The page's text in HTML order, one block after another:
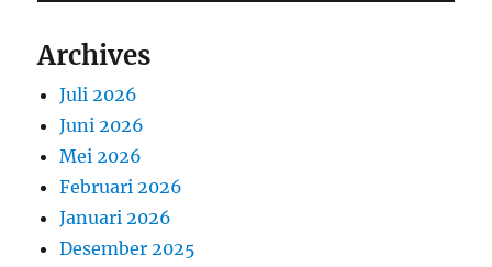
Archives
Juli 2026
Juni 2026
Mei 2026
Februari 2026
Januari 2026
Desember 2025